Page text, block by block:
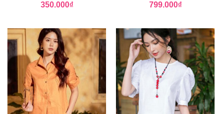
350.000₫
799.000₫